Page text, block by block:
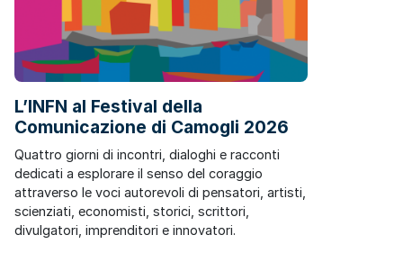
L’INFN al Festival della
Comunicazione di Camogli 2026
Quattro giorni di incontri, dialoghi e racconti
dedicati a esplorare il senso del coraggio
attraverso le voci autorevoli di pensatori, artisti,
scienziati, economisti, storici, scrittori,
divulgatori, imprenditori e innovatori.